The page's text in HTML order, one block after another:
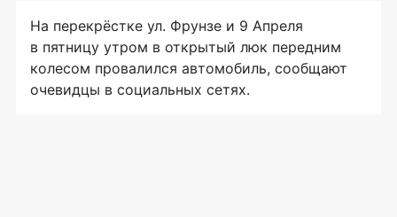
На перекрёстке ул. Фрунзе и 9 Апреля
в пятницу утром в открытый люк передним
колесом провалился автомобиль, сообщают
очевидцы в социальных сетях.